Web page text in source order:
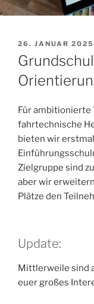
VERÖFFENTLICHT
AM
26. JANUAR 2025
Für ambitionierte
fahrtechnische
bieten wir
Zielgruppe sind
aber wir
Plätze den
Update:
Mittlerweile sind
euer großes